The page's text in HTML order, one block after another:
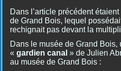
Dans l’article précédent
de Grand Bois, lequel
rechignait pas devant la
Dans le musée de Grand
« gardien canal » de Julien
au musée de Grand Bois :